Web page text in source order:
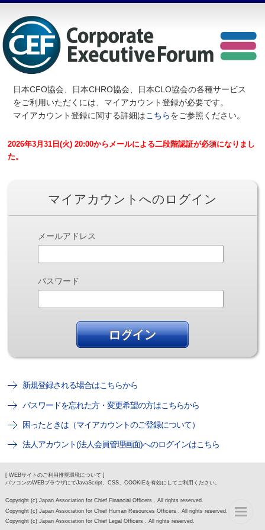
日本CFO協会、日本CHRO協会、日本CLO協会の各種サービス
をご利用いただくには、マイアカウント登録が必要です。
マイアカウント登録に関する詳細はこちらをご参照ください。
2026年3月31日(火) 20:00からメールによる二段階認証が必須になりまし
た。
マイアカウントへのログイン
メールアドレス
パスワード
新規登録される場合はこちらから
パスワードを忘れた方・変更希望の方はこちらから
困ったときは（マイアカウントのご登録について）
法人アカウント(法人会員管理画面)へのログインはこちら
[ WEBサイトのご利用推奨環境について ]
パソコンのWEBブラウザにてJavaScript、CSS、COOKIEを有効にしてご利用ください。
Copyright (c) Japan Association for Chief Financial Officers . All rights reserved.
Copyright (c) Japan Association for Chief Human Resources Officers . All rights reserved.
Copyright (c) Japan Association for Chief Legal Officers . All rights reserved.